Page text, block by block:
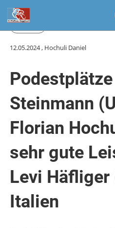
12.05.2024, Hochuli Daniel
Steinmann
Florian
sehr gute
Levi Häfliger
Italien